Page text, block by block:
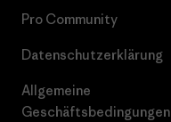
Pro Community
Datenschutzerklärung
Allgemeine
Geschäftsbedingungen